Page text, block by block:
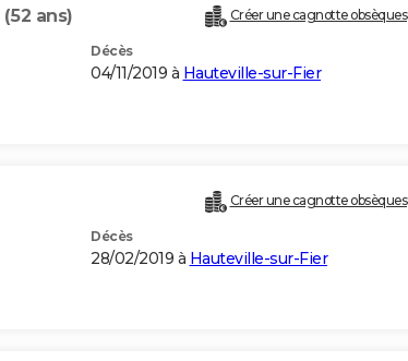
(52 ans) Créer une cagnotte obsèques
Décès
04/11/2019 à Hauteville-sur-Fier
Créer une cagnotte obsèques
Décès
28/02/2019 à Hauteville-sur-Fier